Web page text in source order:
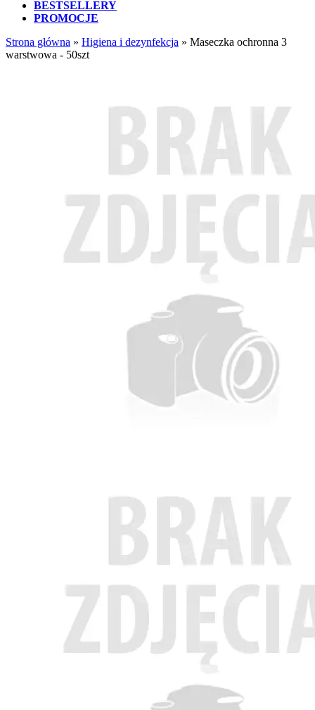
BESTSELLERY
PROMOCJE
Strona główna » Higiena i dezynfekcja » Maseczka ochronna 3
warstwowa - 50szt